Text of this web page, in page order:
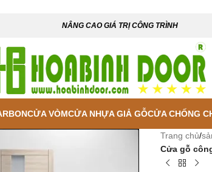
NÂNG CAO GIÁ TRỊ CÔNG TRÌNH
CỬA VÒMCỬA NHỰA GIẢ GỖCỬA CHỐNG
Trang chủ/
Cửa gỗ